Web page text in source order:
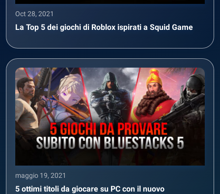
Oct 28, 2021
La Top 5 dei giochi di Roblox ispirati a Squid Game
maggio 19, 2021
5 ottimi titoli da giocare su PC con il nuovo